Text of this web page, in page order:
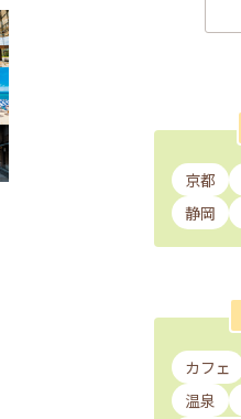
京都
静岡
カフェ
温泉